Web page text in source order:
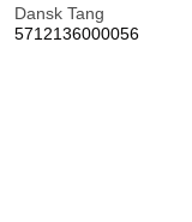
Dansk Tang
5712136000056